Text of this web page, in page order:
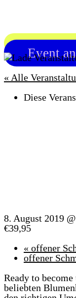
Event
« Alle
Diese
8. August 2019
€39,95
« offener
offener
Ready to
beliebten